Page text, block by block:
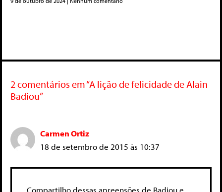
2 comentários em “A lição de felicidade de Alain
Badiou”
Carmen Ortiz
18 de setembro de 2015 às 10:37
Compartilho dessas apreensões de Badiou e